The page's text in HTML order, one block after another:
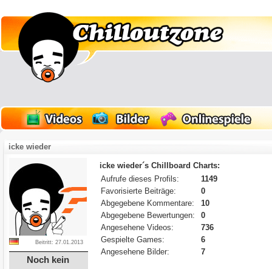
icke wieder
Beitritt: 27.01.2013
Noch kein
icke wieder´s Chillboard Charts:
Aufrufe dieses Profils:
1149
Favorisierte Beiträge:
0
Abgegebene Kommentare:
10
Abgegebene Bewertungen:
0
Angesehene Videos:
736
Gespielte Games:
6
Angesehene Bilder:
7